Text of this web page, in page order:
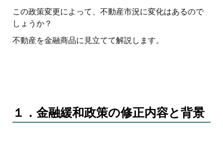
この政策変更によって、不動産市況に変化はあるので
しょうか？
不動産を金融商品に見立てて解説します。
１．金融緩和政策の修正内容と背景